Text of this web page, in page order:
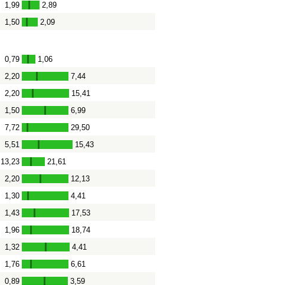
1,99 - 2,89
1,50 - 2,09
0,79 - 1,06
2,20 - 7,44
2,20 - 15,41
1,50 - 6,99
7,72 - 29,50
5,51 - 15,43
13,23 - 21,61
2,20 - 12,13
1,30 - 4,41
1,43 - 17,53
1,96 - 18,74
1,32 - 4,41
1,76 - 6,61
0,89 3,59